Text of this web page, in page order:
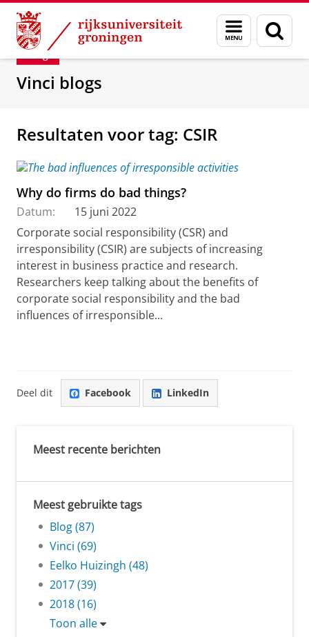
Skip
Content
Skip
Navigation
Menu
en
zoeken
Department of Innovation Management &
Blog
Vinci blogs
Resultaten voor tag: CSIR
Why do firms do bad things?
Datum:
15 juni 2022
Corporate social responsibility (CSR) and
irresponsibility (CSIR) are subjects of increasing
interest in business practice and research.
Researchers keep talking about the benefits of
corporate social responsibility and the bad
influences of irresponsible...
Deel dit Facebook LinkedIn
Meest recente berichten
Meest gebruikte tags
Blog (87)
Vinci (69)
Eelko Huizingh (48)
2017 (39)
2018 (16)
Toon alle